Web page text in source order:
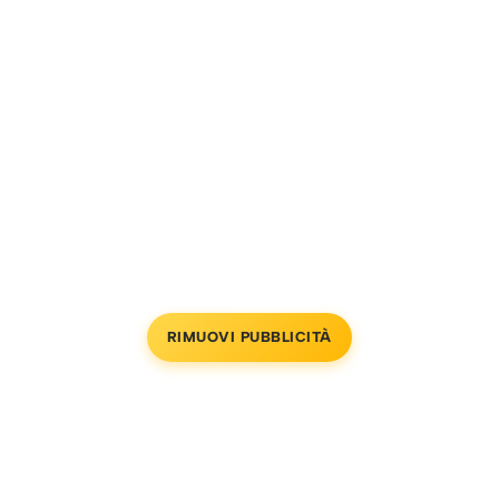
RIMUOVI PUBBLICITÀ